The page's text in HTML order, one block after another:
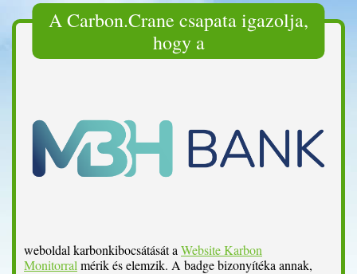
A Carbon.Crane csapata igazolja,
hogy a
weboldal karbonkibocsátását a Website Karbon
Monitorral mérik és elemzik. A badge bizonyítéka annak,